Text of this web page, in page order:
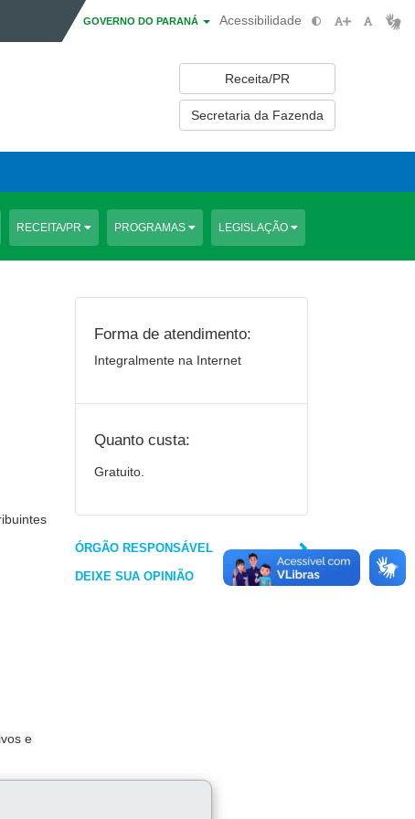
GOVERNO DO PARANÁ Acessibilidade
Receita/PR
Secretaria da Fazenda
RECEITA/PR PROGRAMAS LEGISLAÇÃO
e
Forma de atendimento:
Integralmente na Internet
Quanto custa:
Gratuito.
ÓRGÃO RESPONSÁVEL
DEIXE SUA OPINIÃO